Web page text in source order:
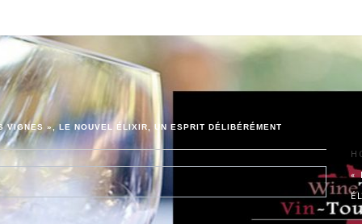
VIGNES », LE NOUVEL ÉLIXIR, UN ESPRIT DÉLIBÉRÉMENT
«